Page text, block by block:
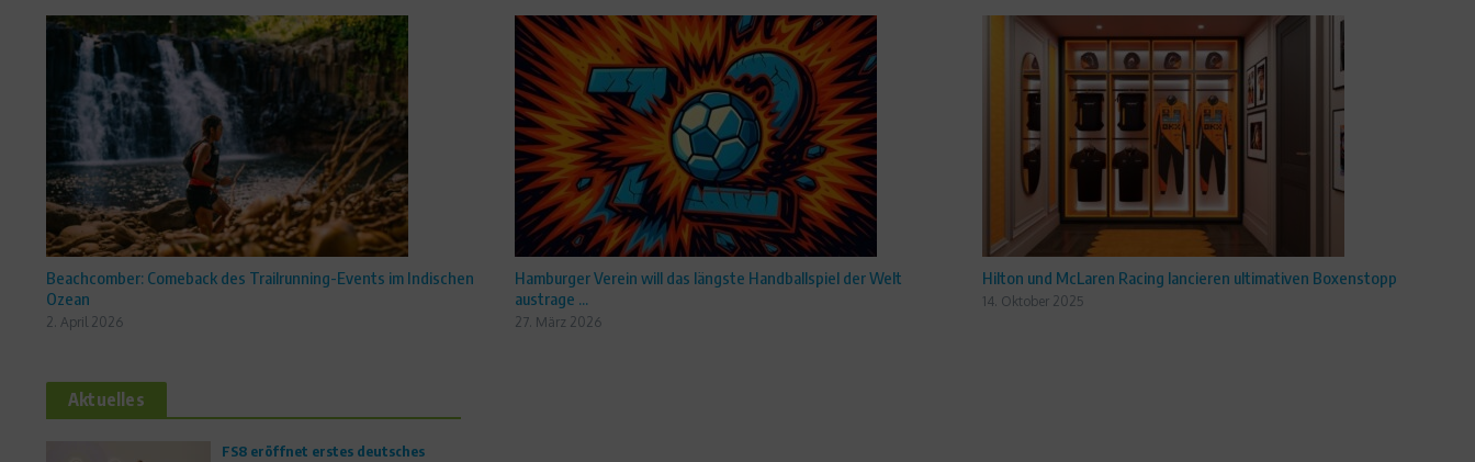
Beachcomber: Comeback des Trailrunning-Events im Indischen
Ozean
2. April 2026
Hamburger Verein will das längste Handballspiel der Welt
austrage ...
27. März 2026
Hilton und McLaren Racing lancieren ultimativen Boxenstopp
14. Oktober 2025
Aktuelles
FS8 eröffnet erstes deutsches